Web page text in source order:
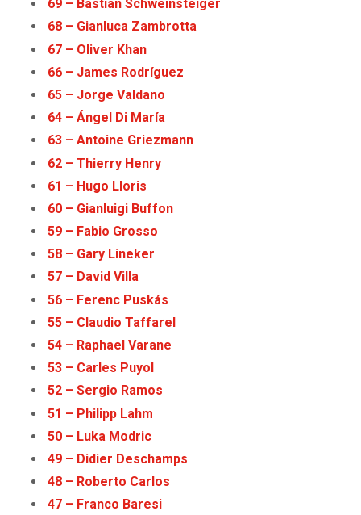
69 – Bastian Schweinsteiger
68 – Gianluca Zambrotta
67 – Oliver Khan
66 – James Rodríguez
65 – Jorge Valdano
64 – Ángel Di María
63 – Antoine Griezmann
62 – Thierry Henry
61 – Hugo Lloris
60 – Gianluigi Buffon
59 – Fabio Grosso
58 – Gary Lineker
57 – David Villa
56 – Ferenc Puskás
55 – Claudio Taffarel
54 – Raphael Varane
53 – Carles Puyol
52 – Sergio Ramos
51 – Philipp Lahm
50 – Luka Modric
49 – Didier Deschamps
48 – Roberto Carlos
47 – Franco Baresi